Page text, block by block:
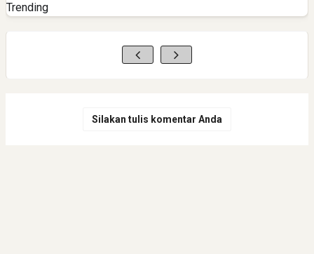
Trending
Silakan tulis komentar Anda